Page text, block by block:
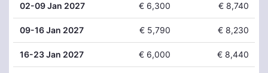
02-09 Jan 2027 € 6,300 € 8,740
09-16 Jan 2027 € 5,790 € 8,230
16-23 Jan 2027 € 6,000 € 8,440